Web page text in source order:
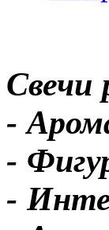
Свечи
-
-
-